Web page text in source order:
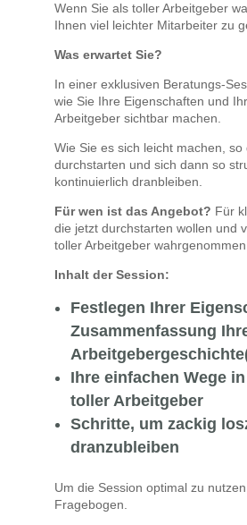
Wenn Sie als toller Arbeitgeber
Ihnen viel leichter Mitarbeiter zu
Was erwartet Sie?
In einer exklusiven Beratungs-
wie Sie Ihre Eigenschaften und
Arbeitgeber sichtbar machen.
Wie Sie es sich leicht machen,
durchstarten und sich dann so
kontinuierlich dranbleiben.
Für wen ist das Angebot? Für
die jetzt durchstarten wollen und
toller Arbeitgeber
Inhalt der Session:
Festlegen Ihrer
Zusammenfassung
Ihre einfachen Wege
toller Arbeitgeber
Schritte, um zackig
dranzubleiben
Um die Session optimal zu
Fragebogen.